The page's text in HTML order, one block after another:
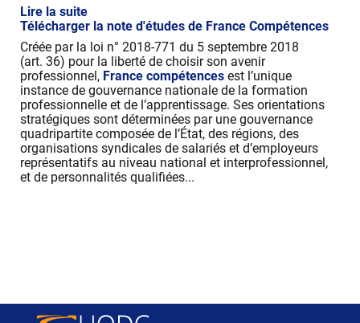
Lire la suite
Télécharger la note d'études de France Compétences
Créée par la loi n° 2018-771 du 5 septembre 2018
(art. 36) pour la liberté de choisir son avenir
professionnel, France compétences est l’unique
instance de gouvernance nationale de la formation
professionnelle et de l’apprentissage. Ses orientations
stratégiques sont déterminées par une gouvernance
quadripartite composée de l’État, des régions, des
organisations syndicales de salariés et d’employeurs
représentatifs au niveau national et interprofessionnel,
et de personnalités qualifiées...